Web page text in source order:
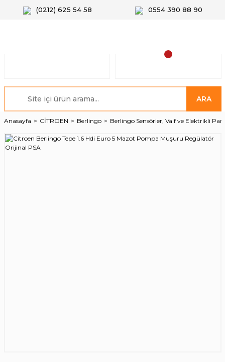
(0212) 625 54 58 0554 390 88 90
ARA
Anasayfa CİTROEN Berlingo Berlingo Sensörler, Valf ve Elektrikli